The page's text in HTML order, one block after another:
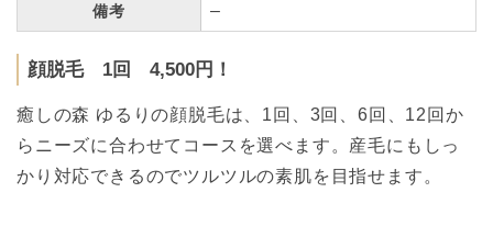
備考 –
顔脱毛 1回 4,500円！
癒しの森 ゆるりの顔脱毛は、1回、3回、6回、12回か
らニーズに合わせてコースを選べます。産毛にもしっ
かり対応できるのでツルツルの素肌を目指せます。